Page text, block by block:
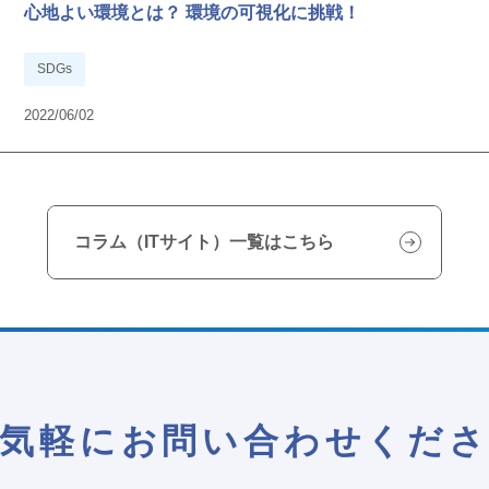
心地よい環境とは？ 環境の可視化に挑戦！
SDGs
2022/06/02
コラム（ITサイト）一覧はこちら
軽にお問い合わせくだ